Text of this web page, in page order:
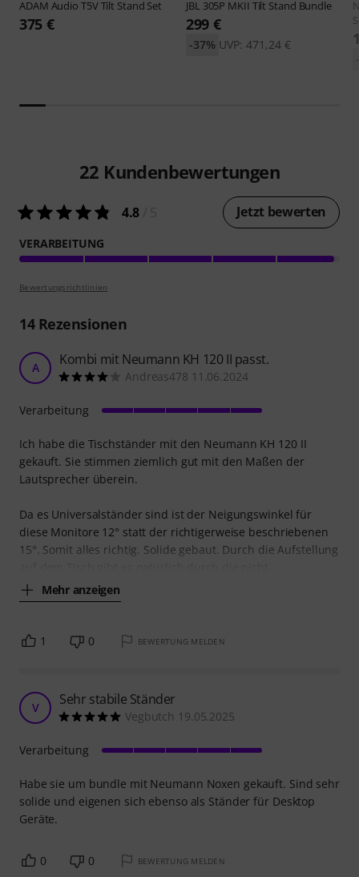
ADAM Audio T5V Tilt Stand Set
375 €
JBL 305P MKII Tilt Stand Bundle
299 €
UVP: 471,24 €
-37%
22 Kundenbewertungen
4.8 Jetzt bewerten
VERARBEITUNG
Bewertungsrichtlinien
14Rezensionen
A Kombi mit Neumann KH 120 II passt.
Andreas478 11.06.2024
Ich habe die Tischständer mit den Neumann KH 120 II
gekauft. Sie stimmen ziemlich gut mit den Maßen der
Lautsprecher überein.
Da es Universalständer sind ist der Neigungswinkel für
diese Monitore 12° statt der richtigerweise beschriebenen
15°. Somit alles richtig. Solide gebaut. Durch die Aufstellung
Mehr anzeigen
Verarbeitung
1 0 BEWERTUNG MELDEN
V Sehr stabile Ständer
Vegbutch 19.05.2025
Habe sie um bundle mit Neumann Noxen gekauft. Sind sehr
solide und eigenen sich ebenso als Ständer für Desktop
Geräte.
Verarbeitung
0 0 BEWERTUNG MELDEN